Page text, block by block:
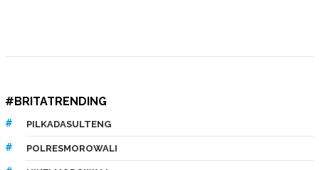
#BRITATRENDING
PILKADASULTENG
POLRESMOROWALI